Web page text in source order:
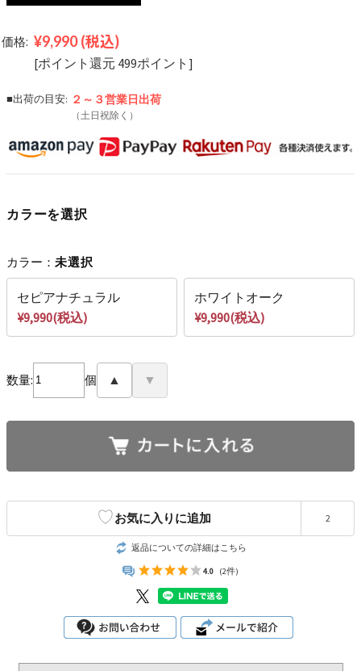
価格: ¥9,990 (税込)
[ポイント還元 499ポイント]
■出荷の目安: ２～３営業日出荷
（土日祝除く）
カラーを選択
カラー： 未選択
セピアナチュラル
¥9,990(税込)
ホワイトオーク
¥9,990(税込)
数量: 個 ▲ ▼
♡お気に入りに追加 2
返品についての詳細はこちら
4.0 (2件)